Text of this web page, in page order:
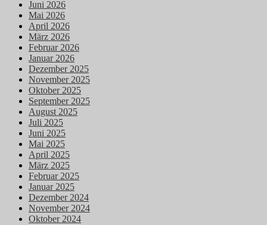
Juni 2026
Mai 2026
April 2026
März 2026
Februar 2026
Januar 2026
Dezember 2025
November 2025
Oktober 2025
September 2025
August 2025
Juli 2025
Juni 2025
Mai 2025
April 2025
März 2025
Februar 2025
Januar 2025
Dezember 2024
November 2024
Oktober 2024